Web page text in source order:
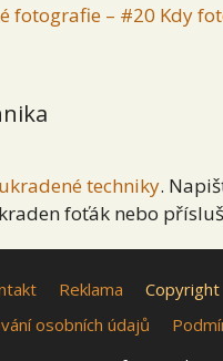
fotografie – #20 Kdy
techniky.
foťák nebo
Reklama
Copyright
osobních údajů